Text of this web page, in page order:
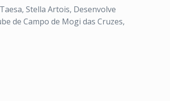
Stella Artois, Desenvolve
de Campo de Mogi das Cruzes,